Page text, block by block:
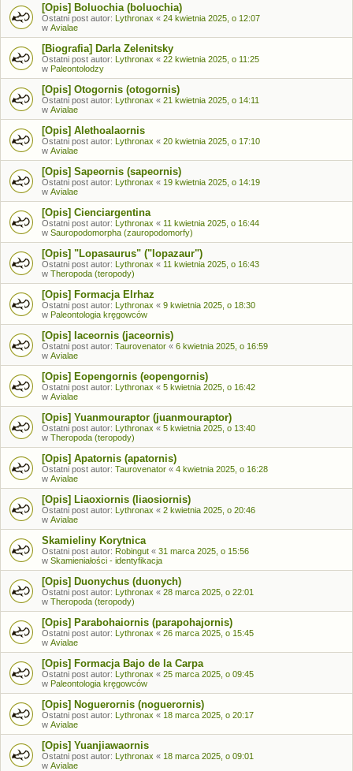
[Opis] Boluochia (boluochia)
Ostatni post autor: Lythronax « 24 kwietnia 2025, o 12:07
w Avialae
[Biografia] Darla Zelenitsky
Ostatni post autor: Lythronax « 22 kwietnia 2025, o 11:25
w Paleontolodzy
[Opis] Otogornis (otogornis)
Ostatni post autor: Lythronax « 21 kwietnia 2025, o 14:11
w Avialae
[Opis] Alethoalaornis
Ostatni post autor: Lythronax « 20 kwietnia 2025, o 17:10
w Avialae
[Opis] Sapeornis (sapeornis)
Ostatni post autor: Lythronax « 19 kwietnia 2025, o 14:19
w Avialae
[Opis] Cienciargentina
Ostatni post autor: Lythronax « 11 kwietnia 2025, o 16:44
w Sauropodomorpha (zauropodomorfy)
[Opis] "Lopasaurus" ("lopazaur")
Ostatni post autor: Lythronax « 11 kwietnia 2025, o 16:43
w Theropoda (teropody)
[Opis] Formacja Elrhaz
Ostatni post autor: Lythronax « 9 kwietnia 2025, o 18:30
w Paleontologia kręgowców
[Opis] Iaceornis (jaceornis)
Ostatni post autor: Taurovenator « 6 kwietnia 2025, o 16:59
w Avialae
[Opis] Eopengornis (eopengornis)
Ostatni post autor: Lythronax « 5 kwietnia 2025, o 16:42
w Avialae
[Opis] Yuanmouraptor (juanmouraptor)
Ostatni post autor: Lythronax « 5 kwietnia 2025, o 13:40
w Theropoda (teropody)
[Opis] Apatornis (apatornis)
Ostatni post autor: Taurovenator « 4 kwietnia 2025, o 16:28
w Avialae
[Opis] Liaoxiornis (liaosiornis)
Ostatni post autor: Lythronax « 2 kwietnia 2025, o 20:46
w Avialae
Skamieliny Korytnica
Ostatni post autor: Robingut « 31 marca 2025, o 15:56
w Skamieniałości - identyfikacja
[Opis] Duonychus (duonych)
Ostatni post autor: Lythronax « 28 marca 2025, o 22:01
w Theropoda (teropody)
[Opis] Parabohaiornis (parapohajornis)
Ostatni post autor: Lythronax « 26 marca 2025, o 15:45
w Avialae
[Opis] Formacja Bajo de la Carpa
Ostatni post autor: Lythronax « 25 marca 2025, o 09:45
w Paleontologia kręgowców
[Opis] Noguerornis (noguerornis)
Ostatni post autor: Lythronax « 18 marca 2025, o 20:17
w Avialae
[Opis] Yuanjiawaornis
Ostatni post autor: Lythronax « 18 marca 2025, o 09:01
w Avialae